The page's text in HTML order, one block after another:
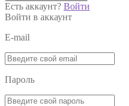
Есть аккаунт? Войти
Войти в аккаунт
E-mail
Пароль